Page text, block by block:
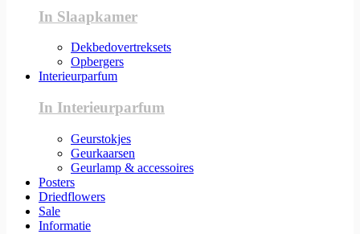
In Slaapkamer
Dekbedovertreksets
Opbergers
Interieurparfum
In Interieurparfum
Geurstokjes
Geurkaarsen
Geurlamp & accessoires
Posters
Driedflowers
Sale
Informatie